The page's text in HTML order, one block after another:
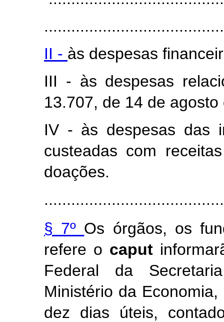
II - às despesas
III - às despesas
13.707, de 14 de agosto
IV - às despesas das
custeadas com
doações.
§ 7º Os órgãos, os
refere o caput
Federal da
Ministério da
dez dias úteis,